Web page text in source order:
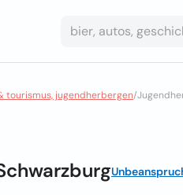
tourismus, jugendherbergen/